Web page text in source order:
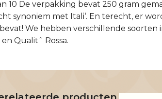
10 De verpakking bevat 250 gram
synoniem met Itali‘. En terecht, er
We hebben verschillende
Qualitˆ Rossa.